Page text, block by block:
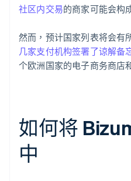
社区内交易的商家可能会构
然而，预计国家列表将会有
几家支付机构签署了谅解备
个欧洲国家的电子商务商店
如何将
中